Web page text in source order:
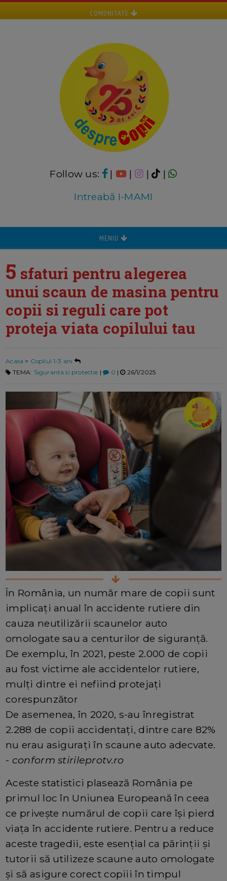
COMUNITATE
Follow us: | | |
|
Intreabă I-MAMI
MENIU
5 sfaturi pentru alegerea
unui scaun de masina pentru
copii si reguli care pot
proteja viata copilului tau
Acasa > Copilul 1-3 ani
TEMA: Siguranta si protectie | 0 | 26/1/2025
În România, un număr mare de copii sunt
implicați anual în accidente rutiere din
cauza neutilizării scaunelor auto
omologate sau a centurilor de siguranță.
De exemplu, în 2021, peste 2.000 de copii
au fost victime ale accidentelor rutiere,
mulți dintre ei nefiind protejați
corespunzător
De asemenea, în 2020, s-au înregistrat
2.288 de copii accidentați, dintre care 82%
nu erau asigurați în scaune auto adecvate.
- conform stirileprotv.ro
Aceste statistici plasează România pe
primul loc în Uniunea Europeană în ceea
ce privește numărul de copii care își pierd
viața în accidente rutiere. Pentru a reduce
aceste tragedii, este esențial ca părinții și
tutorii să utilizeze scaune auto omologate
și să asigure corect copiii în timpul